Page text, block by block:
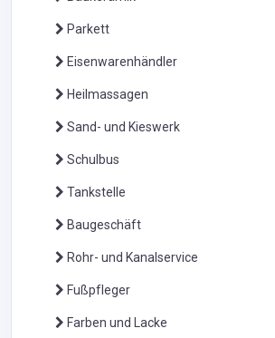
Parkett
Eisenwarenhändler
Heilmassagen
Sand- und Kieswerk
Schulbus
Tankstelle
Baugeschäft
Rohr- und Kanalservice
Fußpfleger
Farben und Lacke